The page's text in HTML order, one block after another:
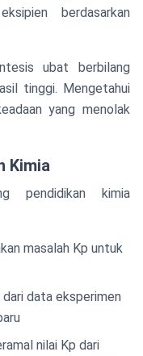
berdasarkan
ubat berbilang
tinggi. Mengetahui
yang menolak
Kimia
pendidikan kimia
masalah Kp untuk
data eksperimen
nilai Kp dari